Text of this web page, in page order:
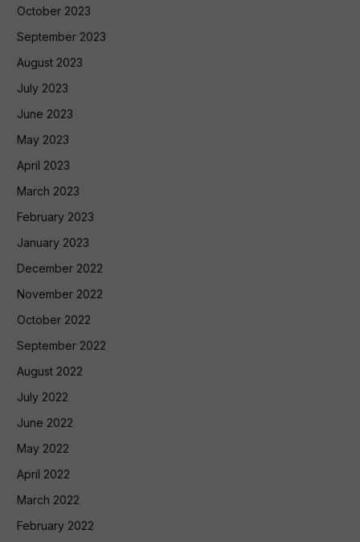
October 2023
September 2023
August 2023
July 2023
June 2023
May 2023
April 2023
March 2023
February 2023
January 2023
December 2022
November 2022
October 2022
September 2022
August 2022
July 2022
June 2022
May 2022
April 2022
March 2022
February 2022